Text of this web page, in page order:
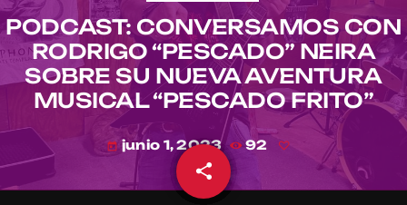
PODCAST: CONVERSAMOS CON
RODRIGO “PESCADO” NEIRA
SOBRE SU NUEVA AVENTURA
MUSICAL “PESCADO FRITO”
today junio 1, 2023 92
share
email